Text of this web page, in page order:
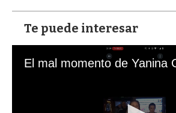
Te puede interesar